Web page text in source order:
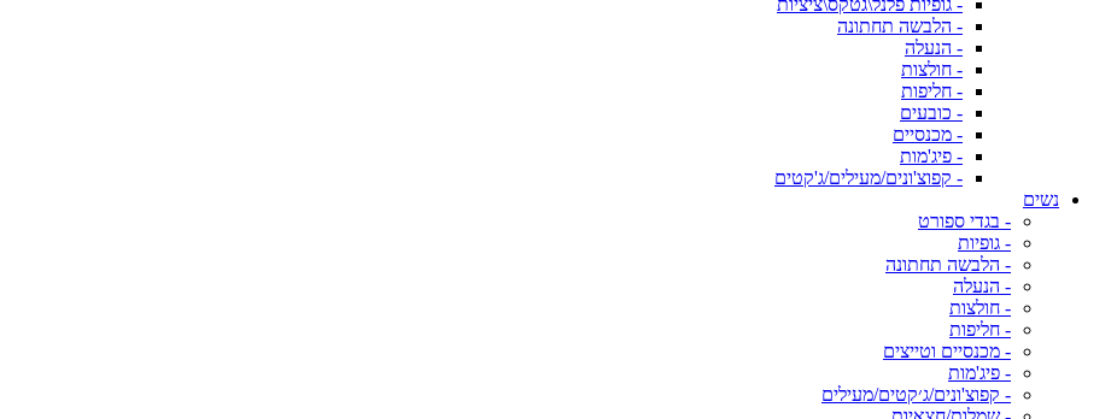
- גופיות פלנל\גטקס\ציציות
- הלבשה תחתונה
- הנעלה
- חולצות
- חליפות
- כובעים
- מכנסיים
- פיג'מות
- קפוצ'ונים/מעילים/ג'קטים
נשים
- בגדי ספורט
- גופיות
- הלבשה תחתונה
- הנעלה
- חולצות
- חליפות
- מכנסיים וטייצים
- פיג'מות
- קפוצ'ונים/ג׳קטים/מעילים